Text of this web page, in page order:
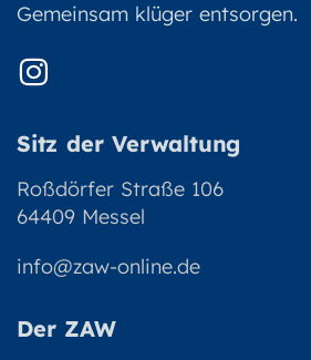
Gemeinsam klüger entsorgen.
Sitz der Verwaltung
Roßdörfer Straße 106
64409 Messel
info@zaw-online.de
Der ZAW